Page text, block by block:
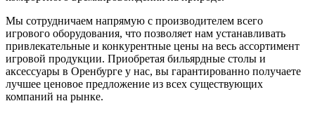
Мы сотрудничаем напрямую с производителем всего
игрового оборудования, что позволяет нам устанавливать
привлекательные и конкурентные цены на весь ассортимент
игровой продукции. Приобретая бильярдные столы и
аксессуары в Оренбурге у нас, вы гарантированно получаете
лучшее ценовое предложение из всех существующих
компаний на рынке.